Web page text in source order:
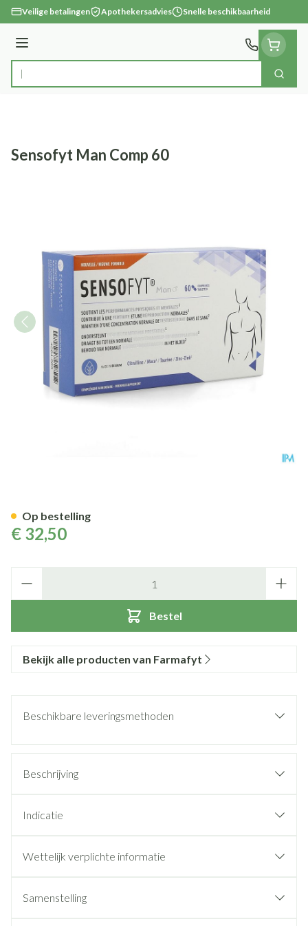
Ga naar de inhoud
Veilige betalingen Apothekersadvies Snelle beschikbaarheid
Menu
Product, merk, categorie... Zoek
Sensofyt Man Comp 60
€ 32,50
Bestel
Op bestelling
Bekijk alle producten van Farmafyt
Beschikbare leveringsmethoden
Beschrijving
Indicatie
Wettelijk verplichte informatie
Samenstelling